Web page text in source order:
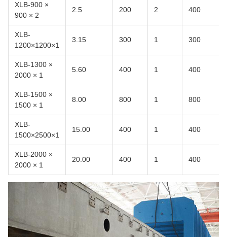
XLB-900 ×
900 × 2
2.5 200 2 400
XLB-
1200×1200×1
3.15 300 1 300
XLB-1300 ×
2000 × 1
5.60 400 1 400
XLB-1500 ×
1500 × 1
8.00 800 1 800
XLB-
1500×2500×1
15.00 400 1 400
XLB-2000 ×
2000 × 1
20.00 400 1 400